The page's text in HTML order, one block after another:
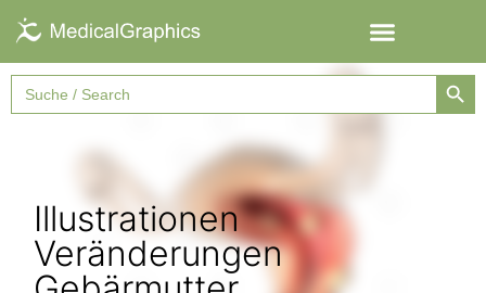
Search
for:
Illustrationen
Veränderungen